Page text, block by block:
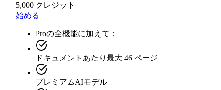
5,000 クレジット
始める
Proの全機能に加えて：
ドキュメントあたり最大 46 ページ
プレミアムAIモデル